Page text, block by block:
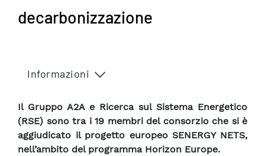
decarbonizzazione
Informazioni
Il Gruppo A2A e Ricerca sul Sistema Energetico
(RSE) sono tra i 19 membri del consorzio che si è
aggiudicato il progetto europeo SENERGY NETS,
nell’ambito del programma Horizon Europe.